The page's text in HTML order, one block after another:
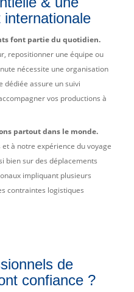
font partie du quotidien.
repositionner une équipe ou
nécessite une organisation
assure un suivi
vos productions à
partout dans le monde.
à notre expérience du voyage
bien sur des déplacements
impliquant plusieurs
contraintes logistiques
de
confiance ?